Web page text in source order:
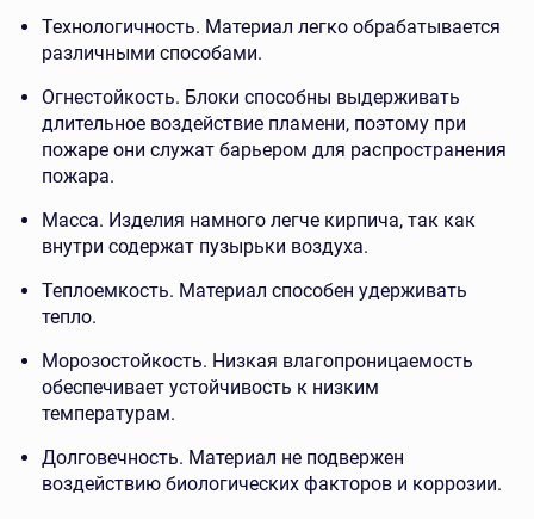
Технологичность. Материал легко обрабатывается
различными способами.
Огнестойкость. Блоки способны выдерживать
длительное воздействие пламени, поэтому при
пожаре они служат барьером для распространения
пожара.
Масса. Изделия намного легче кирпича, так как
внутри содержат пузырьки воздуха.
Теплоемкость. Материал способен удерживать
тепло.
Морозостойкость. Низкая влагопроницаемость
обеспечивает устойчивость к низким
температурам.
Долговечность. Материал не подвержен
воздействию биологических факторов и коррозии.